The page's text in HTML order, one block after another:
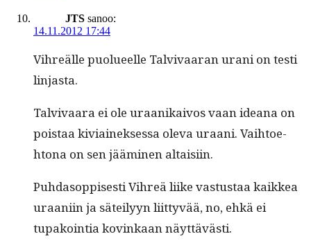
JTS sanoo:
14.11.2012 17:44
Vihreälle puolueelle Tal­vi­vaaran urani on testi
linjasta.
Tal­vi­vaara ei ole uraanikaivos vaan ideana on
pois­taa kivi­ainek­ses­sa ole­va uraani. Vai­h­toe­
htona on sen jäämi­nen altaisiin.
Puh­da­sop­pis­es­ti Vihreä liike vas­tus­taa kaikkea
uraani­in ja säteilyyn liit­tyvää, no, ehkä ei
tupakoin­tia kovinkaan näyttävästi.